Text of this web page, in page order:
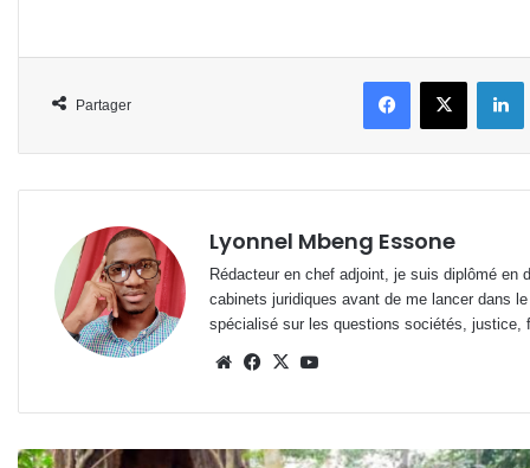
Partager
FacebookX
Lyonnel Mbeng Essone
Rédacteur en chef adjoint, je suis diplômé
cabinets juridiques avant de me lancer dans
spécialisé sur les questions sociétés,
WebsiteFacebook
X